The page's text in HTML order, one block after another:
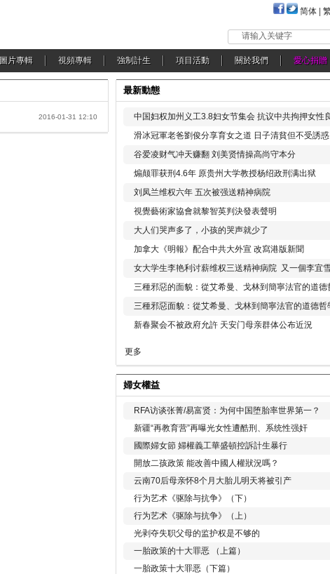
简体
请输入关键字
圖片專輯 視頻專輯 強制計生 項目活動 關於我們 愛心捐贈
2016-01-31 12:10
最新動態
中国妇权加州义工3.8妇女节集会 抗议中共拘押女性
滑冰冠軍老爸劉俊分享育女之道 日子清貧但不受誘惑
谷爱凌财气冲天赚翻 刘美贤情操高尚守本分
煽颠罪获刑4.6年 原贵州大学教授杨绍政刑满出狱
刘凤兰维权六年 五次被强送精神病院
視覺藝術家協會就黎智英判決發表聲明
大人们哭声多了，小孩的哭声就少了
加拿大《明報》配合中共大外宣 改寫港版新聞
女大学生李艳利讨薪维权三送精神病院 又一個李宜雪
三種邪惡的面貌：從艾希曼、戈林到簡寧法官的道德
三種邪惡面貌：從艾希曼、戈林到簡寧法官的道德哲
新春聚会不被政府允許 天安门母亲群体公布近況
更多
婦女權益
RFA访谈张菁/易富贤：为何中国堕胎率世界第一？
新疆“再教育营”再曝光女性遭酷刑、系统性强奸
國際婦女節 婦權義工華盛頓控訴計生暴行
開放二孩政策 能改善中國人權狀況嗎？
云南70后母亲怀8个月大胎儿明天将被引产
行为艺术《驱除与抗争》（下）
行为艺术《驱除与抗争》（上）
光剥夺失职父母的监护权是不够的
一胎政策的十大罪恶 （上篇）
一胎政策十大罪恶（下篇）